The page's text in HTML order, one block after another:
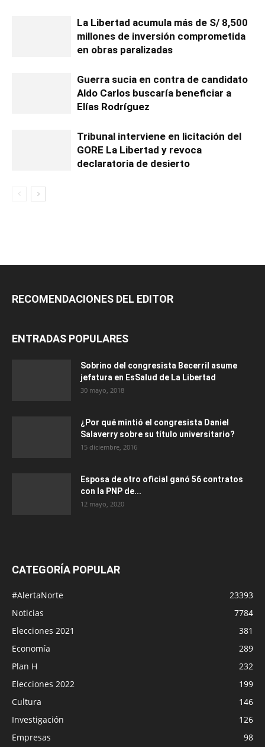
La Libertad acumula más de S/ 8,500
millones de inversión comprometida
en obras paralizadas
Guerra sucia en contra de candidato
Aldo Carlos buscaría beneficiar a
Elías Rodríguez
Tribunal interviene en licitación del
GORE La Libertad y revoca
declaratoria de desierto
RECOMENDACIONES DEL EDITOR
ENTRADAS POPULARES
Sobrino del congresista Becerril asume
jefatura en EsSalud de La Libertad
30 mayo, 2018
¿Por qué mintió el congresista Daniel
Salaverry sobre su título universitario?
15 diciembre, 2016
Esposa de otro oficial ganó 56 contratos
con la PNP de...
12 mayo, 2020
CATEGORÍA POPULAR
#AlertaNorte
23393
Noticias
7784
Elecciones 2021
381
Economía
289
Plan H
232
Elecciones 2022
199
Cultura
146
Investigación
126
Empresas
98